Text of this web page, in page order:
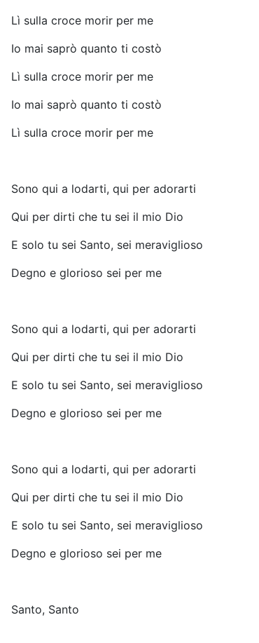
Lì sulla croce morir per me
Io mai saprò quanto ti costò
Lì sulla croce morir per me
Io mai saprò quanto ti costò
Lì sulla croce morir per me
Sono qui a lodarti, qui per adorarti
Qui per dirti che tu sei il mio Dio
E solo tu sei Santo, sei meraviglioso
Degno e glorioso sei per me
Sono qui a lodarti, qui per adorarti
Qui per dirti che tu sei il mio Dio
E solo tu sei Santo, sei meraviglioso
Degno e glorioso sei per me
Sono qui a lodarti, qui per adorarti
Qui per dirti che tu sei il mio Dio
E solo tu sei Santo, sei meraviglioso
Degno e glorioso sei per me
Santo, Santo